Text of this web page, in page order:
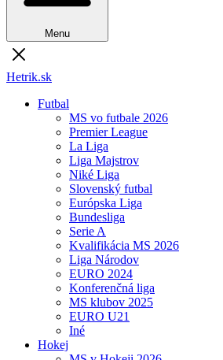
Menu
Hetrik.sk
Futbal
MS vo futbale 2026
Premier League
La Liga
Liga Majstrov
Niké Liga
Slovenský futbal
Európska Liga
Bundesliga
Serie A
Kvalifikácia MS 2026
Liga Národov
EURO 2024
Konferenčná liga
MS klubov 2025
EURO U21
Iné
Hokej